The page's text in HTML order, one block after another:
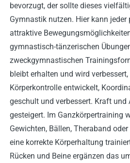
bevorzugt, der sollte dieses
Gymnastik nutzen. Hier kann jeder
attraktive
gymnastisch-tänzerischen
zweckgymnastischen
bleibt erhalten und wird
Körperkontrolle entwickelt,
geschult und verbessert. Kraft und
gesteigert. Im Ganzkörpertraining
Gewichten, Bällen, Theraband
eine korrekte Körperhaltung
Rücken und Beine ergänzen das